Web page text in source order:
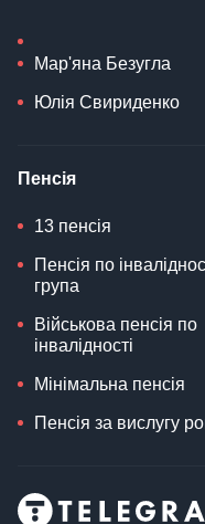
Мар'яна Безугла
Юлія Свириденко
Пенсія
13 пенсія
Пенсія по
група
Військова пенсія по
інвалідності
Мінімальна пенсія
Пенсія за вислугу